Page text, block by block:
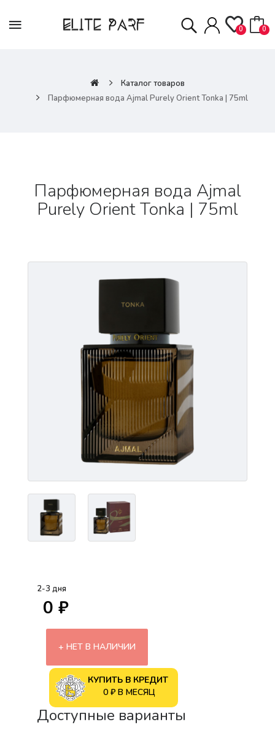
0 0
Каталог товаров
Парфюмерная вода Ajmal Purely Orient Tonka | 75ml
Парфюмерная вода Ajmal
Purely Orient Tonka | 75ml
2-3 дня
0 ₽
НЕТ В НАЛИЧИИ
КУПИТЬ В КРЕДИТ
0 ₽ В МЕСЯЦ
Доступные варианты